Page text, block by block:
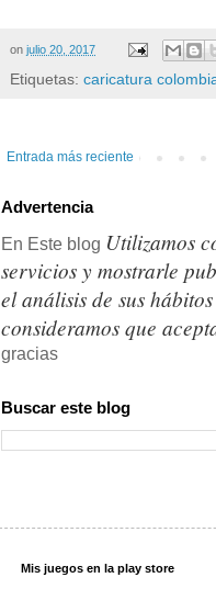
on julio 20, 2017
Etiquetas: caricatura
Entrada más reciente
Advertencia
En Este blog Utilizamos
servicios y mostrarle
el análisis de sus
consideramos que
gracias
Buscar este blog
Mis juegos en la play store